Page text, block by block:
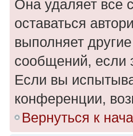
Она удаляет все
оставаться
выполняет
сообщений, если
Если вы
конференции,
Вернуться к